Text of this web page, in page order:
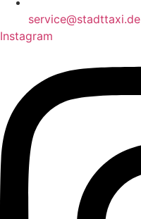
service@stadttaxi.de
Instagram